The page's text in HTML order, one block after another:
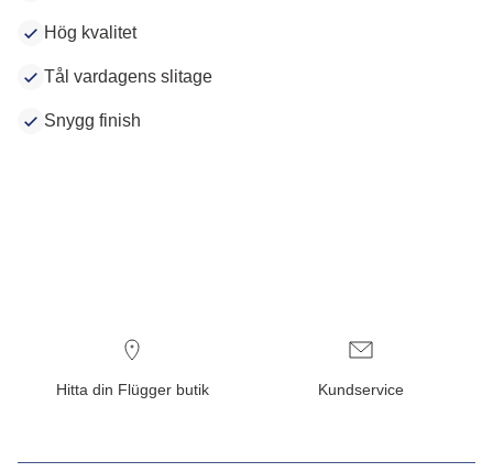
Hög kvalitet
Tål vardagens slitage
Snygg finish
Hitta din Flügger butik Kundservice